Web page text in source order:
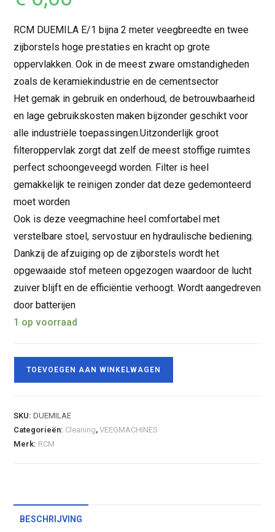
RCM DUEMILA E/1 bijna 2 meter veegbreedte en twee
zijborstels hoge prestaties en kracht op grote
oppervlakken. Ook in de meest zware omstandigheden
zoals de keramiekindustrie en de cementsector
Het gemak in gebruik en onderhoud, de betrouwbaarheid
en lage gebruikskosten maken bijzonder geschikt voor
alle industriële toepassingen.Uitzonderlijk groot
filteroppervlak zorgt dat zelf de meest stoffige ruimtes
perfect schoongeveegd worden. Filter is heel
gemakkelijk te reinigen zonder dat deze gedemonteerd
moet worden
Ook is deze veegmachine heel comfortabel met
verstelbare stoel, servostuur en hydraulische bediening.
Dankzij de afzuiging op de zijborstels wordt het
opgewaaide stof meteen opgezogen waardoor de lucht
zuiver blijft en de efficiëntie verhoogt. Wordt aangedreven
door batterijen
1 op voorraad
TOEVOEGEN AAN WINKELWAGEN
SKU:DUEMILAE
Categorieën: Cleaning,VEEGMACHINES
Merk: RCM
BESCHRIJVING